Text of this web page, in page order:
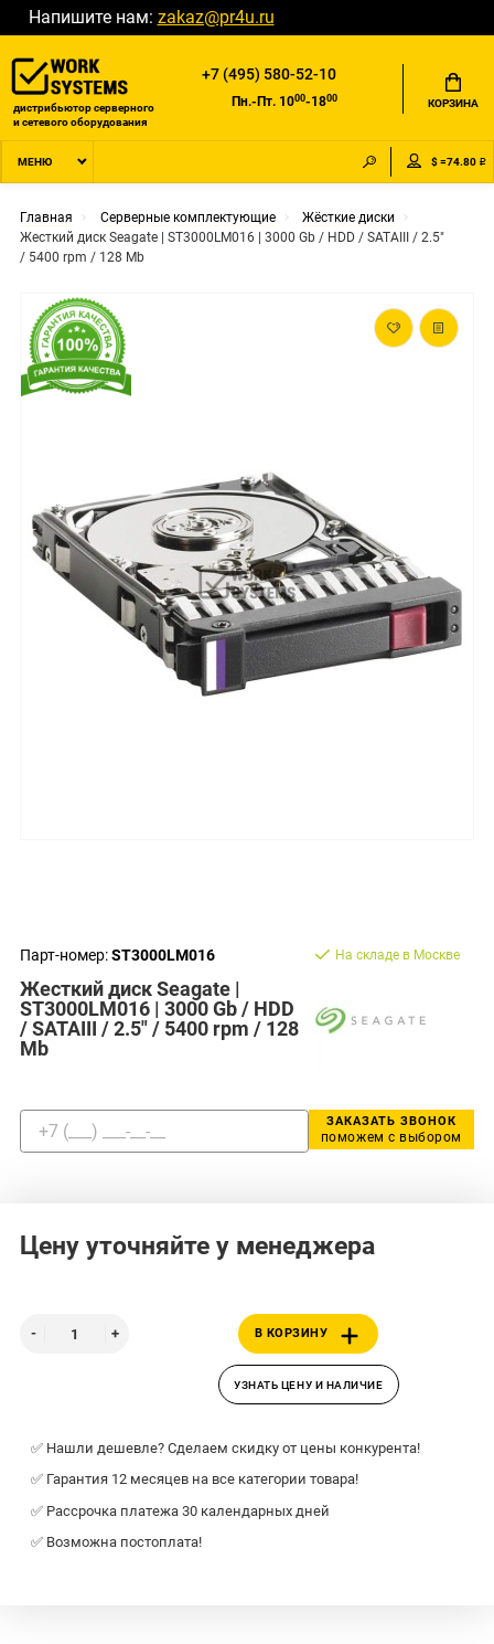
Напишите нам: zakaz@pr4u.ru
дистрибьютор серверного
и сетевого оборудования
+7 (495) 580-52-10
Пн.-Пт. 1000-1800 КОРЗИНА
МЕНЮ $ =74.80 ₽
Главная Серверные комплектующие
Жёсткие диски
Жесткий диск Seagate | ST3000LM016 | 3000 Gb / HDD / SATAIII / 2.5"
/ 5400 rpm / 128 Mb
Парт-номер:ST3000LM016
Жесткий диск Seagate |
ST3000LM016 | 3000 Gb / HDD
/ SATAIII / 2.5" / 5400 rpm / 128
Mb
На складе в Москве
ЗАКАЗАТЬ ЗВОНОК
поможем с выбором
Цену уточняйте у менеджера
В КОРЗИНУ
УЗНАТЬ ЦЕНУ И НАЛИЧИЕ
✅ Нашли дешевле? Сделаем скидку от цены конкурента!
✅ Гарантия 12 месяцев на все категории товара!
✅ Рассрочка платежа 30 календарных дней
✅ Возможна постоплата!